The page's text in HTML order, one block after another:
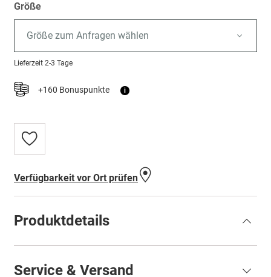
Größe
Größe zum Anfragen wählen
Lieferzeit 2-3 Tage
+160 Bonuspunkte i
Zur
Wunschliste
Verfügbarkeit vor Ort prüfen
Produktdetails
Service & Versand